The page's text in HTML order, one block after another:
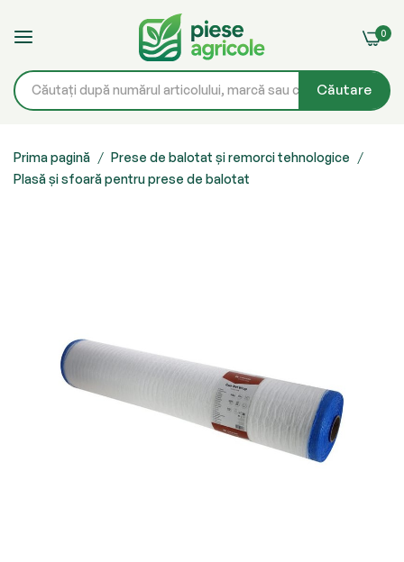
Căutare
0
la
Conținut
Prima pagină
Prese de balotat și remorci tehnologice
Plasă și sfoară pentru prese de balotat
images